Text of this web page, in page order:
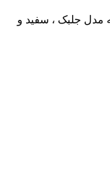
سفید و